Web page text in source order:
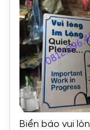
Biển báo vui